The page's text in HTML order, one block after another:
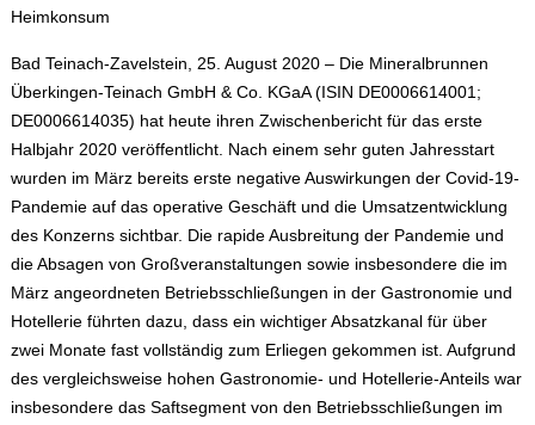
Heimkonsum
Bad Teinach-Zavelstein, 25. August 2020 – Die Mineralbrunnen
Überkingen-Teinach GmbH & Co. KGaA (ISIN DE0006614001;
DE0006614035) hat heute ihren Zwischenbericht für das erste
Halbjahr 2020 veröffentlicht. Nach einem sehr guten Jahresstart
wurden im März bereits erste negative Auswirkungen der Covid-19-
Pandemie auf das operative Geschäft und die Umsatzentwicklung
des Konzerns sichtbar. Die rapide Ausbreitung der Pandemie und
die Absagen von Großveranstaltungen sowie insbesondere die im
März angeordneten Betriebsschließungen in der Gastronomie und
Hotellerie führten dazu, dass ein wichtiger Absatzkanal für über
zwei Monate fast vollständig zum Erliegen gekommen ist. Aufgrund
des vergleichsweise hohen Gastronomie- und Hotellerie-Anteils war
insbesondere das Saftsegment von den Betriebsschließungen im